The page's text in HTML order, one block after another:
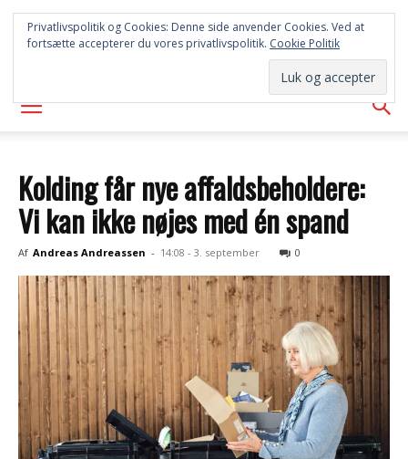
SYD
AVISEN
Kolding får nye affaldsbeholdere:
Vi kan ikke nøjes med én spand
Af Andreas Andreassen - 14:08 - 3. september 0
Privatlivspolitik og Cookies: Denne side anvender Cookies. Ved at
fortsætte accepterer du vores privatlivspolitik. Cookie Politik